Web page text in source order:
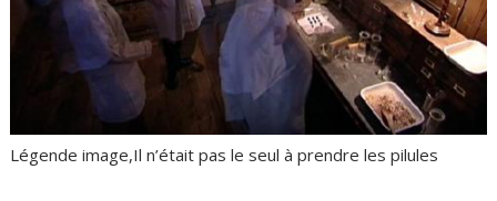
Légende image,Il n’était pas le seul à prendre les pilules